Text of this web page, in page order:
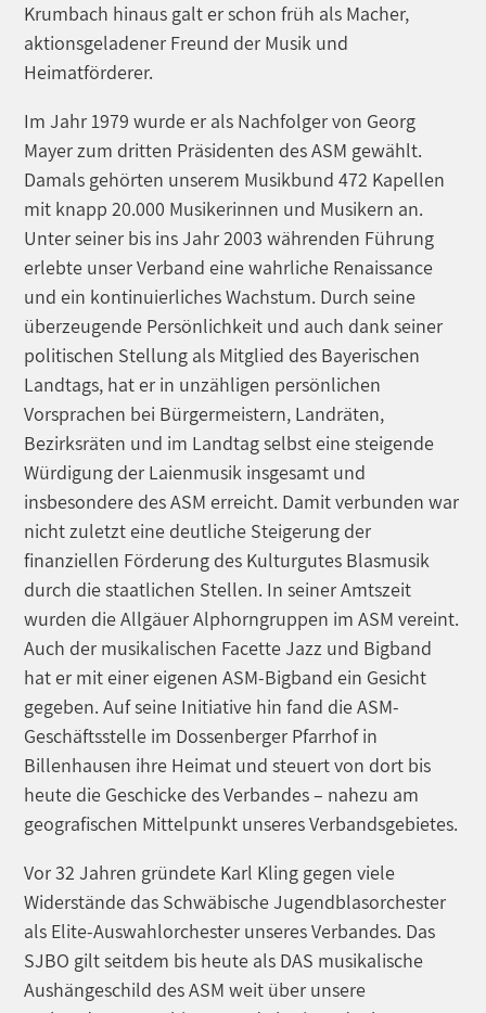
Krumbach hinaus galt er schon früh als Macher,
aktionsgeladener Freund der Musik und
Heimatförderer.
Im Jahr 1979 wurde er als Nachfolger von Georg
Mayer zum dritten Präsidenten des ASM gewählt.
Damals gehörten unserem Musikbund 472 Kapellen
mit knapp 20.000 Musikerinnen und Musikern an.
Unter seiner bis ins Jahr 2003 währenden Führung
erlebte unser Verband eine wahrliche Renaissance
und ein kontinuierliches Wachstum. Durch seine
überzeugende Persönlichkeit und auch dank seiner
politischen Stellung als Mitglied des Bayerischen
Landtags, hat er in unzähligen persönlichen
Vorsprachen bei Bürgermeistern, Landräten,
Bezirksräten und im Landtag selbst eine steigende
Würdigung der Laienmusik insgesamt und
insbesondere des ASM erreicht. Damit verbunden war
nicht zuletzt eine deutliche Steigerung der
finanziellen Förderung des Kulturgutes Blasmusik
durch die staatlichen Stellen. In seiner Amtszeit
wurden die Allgäuer Alphorngruppen im ASM vereint.
Auch der musikalischen Facette Jazz und Bigband
hat er mit einer eigenen ASM-Bigband ein Gesicht
gegeben. Auf seine Initiative hin fand die ASM-
Geschäftsstelle im Dossenberger Pfarrhof in
Billenhausen ihre Heimat und steuert von dort bis
heute die Geschicke des Verbandes – nahezu am
geografischen Mittelpunkt unseres Verbandsgebietes.
Vor 32 Jahren gründete Karl Kling gegen viele
Widerstände das Schwäbische Jugendblasorchester
als Elite-Auswahlorchester unseres Verbandes. Das
SJBO gilt seitdem bis heute als DAS musikalische
Aushängeschild des ASM weit über unsere